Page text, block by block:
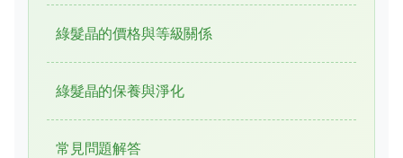
綠髮晶的價格與等級關係
綠髮晶的保養與淨化
常見問題解答